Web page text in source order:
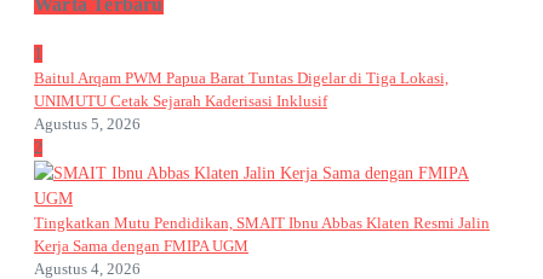
1
Baitul Arqam PWM Papua Barat Tuntas Digelar di Tiga Lokasi,
UNIMUTU Cetak Sejarah Kaderisasi Inklusif
Agustus 5, 2026
2
Tingkatkan Mutu Pendidikan, SMAIT Ibnu Abbas Klaten Resmi Jalin
Kerja Sama dengan FMIPA UGM
Agustus 4, 2026